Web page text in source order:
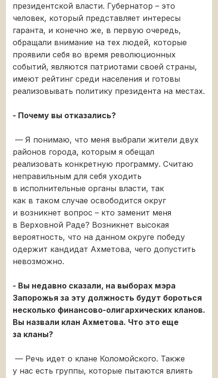
президентской власти. Губернатор – это
человек, который представляет интересы
гаранта, и конечно же, в первую очередь,
обращали внимание на тех людей, которые
проявили себя во время революционных
событий, являются патриотами своей страны,
имеют рейтинг среди населения и готовы
реализовывать политику президента на местах.
- Почему вы отказались?
— Я понимаю, что меня выбрали жители двух
районов города, которым я обещал
реализовать конкретную программу. Считаю
неправильным для себя уходить
в исполнительные органы власти, так
как в таком случае освободится округ
и возникнет вопрос – кто заменит меня
в Верховной Раде? Возникнет высокая
вероятность, что на данном округе победу
одержит кандидат Ахметова, чего допустить
невозможно.
- Вы недавно сказали, на выборах мэра
Запорожья за эту должность будут бороться
несколько финансово-олигархических кланов.
Вы назвали клан Ахметова. Что это еще
за кланы?
— Речь идет о клане Коломойского. Также
у нас есть группы, которые пытаются влиять